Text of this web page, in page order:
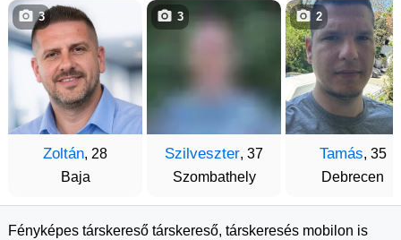
Zoltán, 28
Baja
3
Szilveszter, 37
Szombathely
3
Tamás, 35
Debrecen
2
Fényképes társkereső társkereső, társkeresés mobilon is